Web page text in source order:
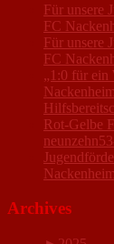
Für unsere
FC
Für unsere
FC
„1:0 für ein
Rot-Gelbe
Archives